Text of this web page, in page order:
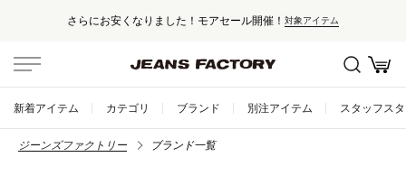
さらにお安くなりました！モアセール開催！ 対象アイテム
新着アイテム カテゴリ ブランド 別注アイテム スタッフス
ジーンズファクトリー ブランド一覧